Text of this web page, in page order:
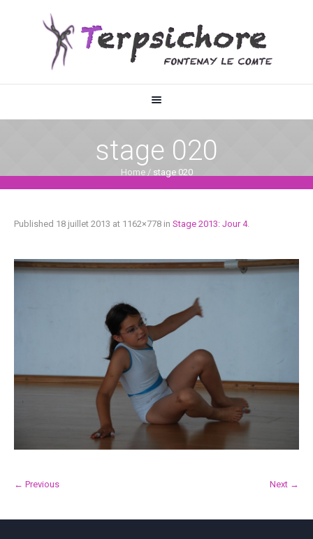
stage 020
Home / stage 020
Published 18 juillet 2013 at 1162×778 in Stage 2013: Jour 4.
← Previous Next →